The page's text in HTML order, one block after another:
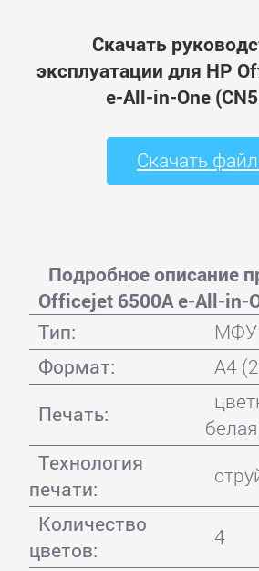
Скачать
эксплуатации для HP
e-All-in-One
Скачать
Подробное описание
Officejet 6500A e-All-in-
Тип:
МФУ
Формат:
A4
Печать:
белая
Технология
печати:
Количество
цветов:
4